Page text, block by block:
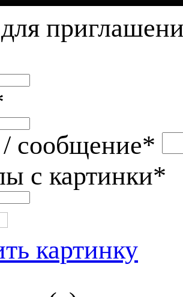
сообщение*
с картинки*
картинку